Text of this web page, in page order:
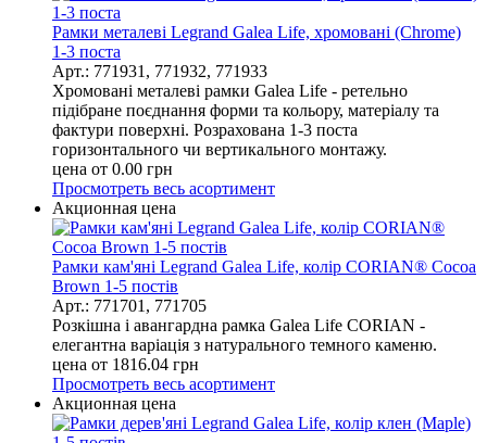
Рамки металеві Legrand Galea Life, хромовані (Chrome)
1-3 поста
Арт.: 771931, 771932, 771933
Хромовані металеві рамки Galea Life - ретельно
підібране поєднання форми та кольору, матеріалу та
фактури поверхні. Розрахована 1-3 поста
горизонтального чи вертикального монтажу.
цена от 0.00 грн
Просмотреть весь асортимент
Акционная цена
Рамки кам'яні Legrand Galea Life, колір CORIAN® Cocoa
Brown 1-5 постів
Арт.: 771701, 771705
Розкішна і авангардна рамка Galea Life CORIAN -
елегантна варіація з натурального темного каменю.
цена от 1816.04 грн
Просмотреть весь асортимент
Акционная цена